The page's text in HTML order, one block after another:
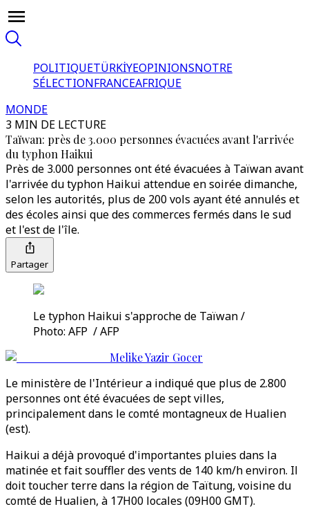
POLITIQUETÜRKİYEOPINIONSNOTRE
SÉLECTIONFRANCEAFRIQUE
MONDE
3 MIN DE LECTURE
Taïwan: près de 3.000 personnes évacuées avant l'arrivée
du typhon Haikui
Près de 3.000 personnes ont été évacuées à Taïwan avant
l'arrivée du typhon Haikui attendue en soirée dimanche,
selon les autorités, plus de 200 vols ayant été annulés et
des écoles ainsi que des commerces fermés dans le sud
et l'est de l'île.
Partager
Le typhon Haikui s'approche de Taïwan /
Photo: AFP / AFP
Melike Yazir Gocer
Le ministère de l'Intérieur a indiqué que plus de 2.800
personnes ont été évacuées de sept villes,
principalement dans le comté montagneux de Hualien
(est).
Haikui a déjà provoqué d'importantes pluies dans la
matinée et fait souffler des vents de 140 km/h environ. Il
doit toucher terre dans la région de Taïtung, voisine du
comté de Hualien, à 17H00 locales (09H00 GMT).